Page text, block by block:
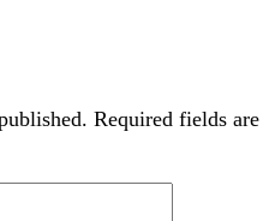
Required fields are